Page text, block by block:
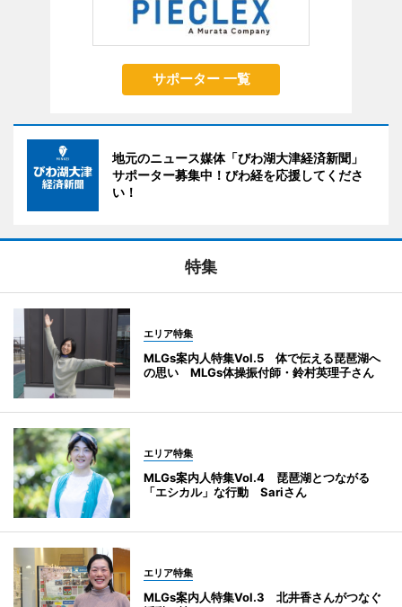
サポーター 一覧
地元のニュース媒体「びわ湖大津経済新聞」
サポーター募集中！びわ経を応援してくださ
い！
特集
エリア特集
MLGs案内人特集Vol.5 体で伝える琵琶湖へ
の思い MLGs体操振付師・鈴村英理子さん
エリア特集
MLGs案内人特集Vol.4 琵琶湖とつながる
「エシカル」な行動 Sariさん
エリア特集
MLGs案内人特集Vol.3 北井香さんがつなぐ